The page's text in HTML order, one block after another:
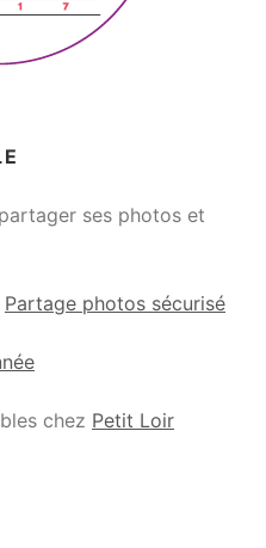
ses photos et
Partage photos sécurisé
chez Petit Loir